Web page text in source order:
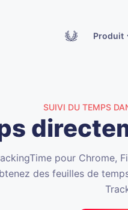
AcademyProduit
SUIVI DU TEMPS
pour Chrome,
des feuilles de